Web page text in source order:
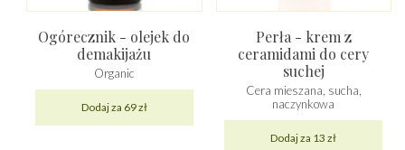
Ogórecznik - olejek do
demakijażu
Organic
Dodaj za 69 zł
Perła - krem z
ceramidami do cery
suchej
Cera mieszana, sucha,
naczynkowa
Dodaj za 13 zł